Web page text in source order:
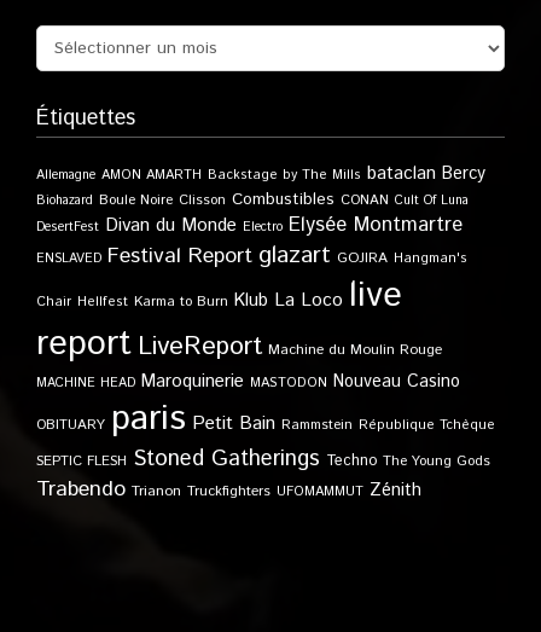
Étiquettes
Allemagne AMON AMARTH Backstage by The Mills bataclan Bercy
Biohazard Boule Noire Clisson Combustibles CONAN Cult Of Luna
DesertFest Divan du Monde Electro Elysée Montmartre
ENSLAVED Festival Report glazart GOJIRA Hangman's
Chair Hellfest Karma to Burn Klub La Loco live
report LiveReport Machine du Moulin Rouge
MACHINE HEAD Maroquinerie MASTODON Nouveau Casino
OBITUARY paris Petit Bain Rammstein République Tchèque
SEPTIC FLESH Stoned Gatherings Techno The Young Gods
Trabendo Trianon Truckfighters UFOMAMMUT Zénith